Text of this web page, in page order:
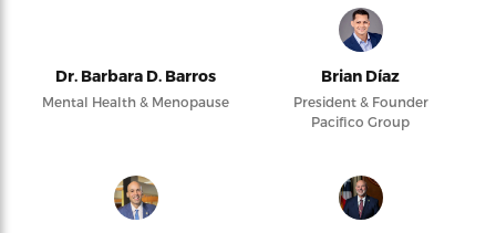
Dr. Barbara D. Barros
Mental Health & Menopause
Brian Díaz
President & Founder
Pacifico Group